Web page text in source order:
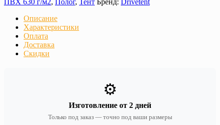
ПВХ 630 г/м2, Полог, Тент Бренд:
Drivetent
Описание
Характеристики
Оплата
Доставка
Скидки
⚙️
Изготовление от 2 дней
Только под заказ — точно под ваши размеры